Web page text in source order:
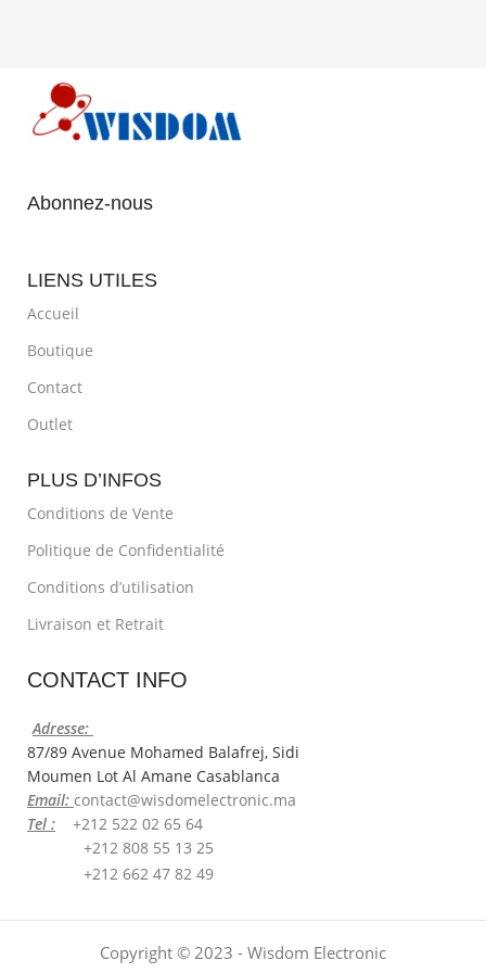
Abonnez-nous
LIENS UTILES
Accueil
Boutique
Contact
Outlet
PLUS D’INFOS
Conditions de Vente
Politique de Confidentialité
Conditions d’utilisation
Livraison et Retrait
CONTACT INFO
Adresse:
87/89 Avenue Mohamed Balafrej, Sidi
Moumen Lot Al Amane Casablanca
Email: contact@wisdomelectronic.ma
Tel : +212 522 02 65 64
+212 808 55 13 25
+212 662 47 82 49
Copyright © 2023 - Wisdom Electronic